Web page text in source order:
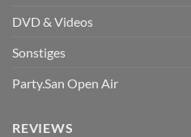
DVD & Videos
Sonstiges
Party.San Open Air
REVIEWS